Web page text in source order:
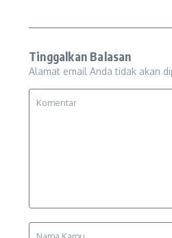
Tinggalkan Balasan
Alamat email Anda tidak akan